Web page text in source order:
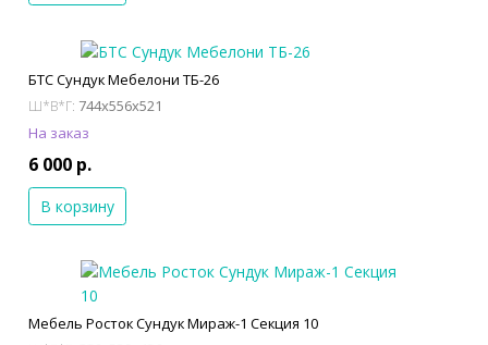
БТС Сундук Мебелони ТБ-26
Ш*В*Г: 744x556x521
На заказ
6 000 р.
В корзину
Мебель Росток Сундук Мираж-1 Секция 10